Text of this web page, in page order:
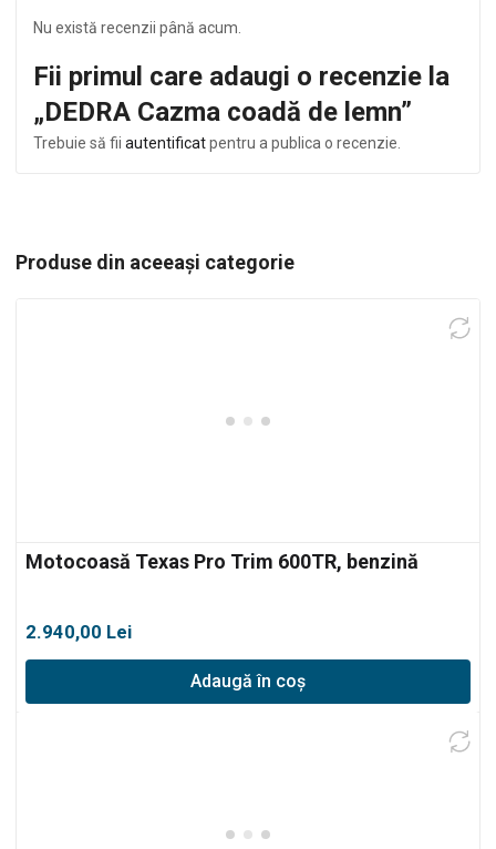
Nu există recenzii până acum.
Fii primul care adaugi o recenzie la
„DEDRA Cazma coadă de lemn”
Trebuie să fii autentificatpentru a publica o recenzie.
Produse din aceeași categorie
Motocoasă Texas Pro Trim 600TR, benzină
2.940,00 Lei
Adaugă în coș